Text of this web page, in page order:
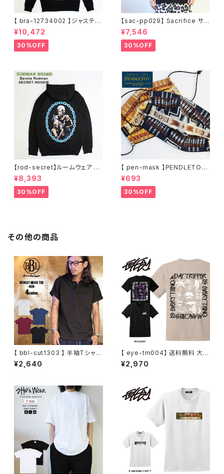
【 bra-12734002 】ジャスティ
ンティンバーレイク Justin Ran
dall Timberlake MAN OF T
HE WOODS パーカー フーディ
ー アーティスト スウェットパー
¥10,472
30%OFF
【sac-pp029】 Sacrifice サク
リファイス 大きいサイズ メンズ
ユニセックス スウェット パーカ
ー 窓グラフィック 長袖 M L XL
XXL 2L 大きめ 長袖Tシャツ デ
サイズ ビッグシルエット 黒 通勤
通学 秋冬
¥7,546
30%OFF
【rod-secret】ルームウェア フ
ーディー アーティスト バンド ア
ウトドア RODMAN BRAND ロ
ッドマンブランド Dennis Rod
man RODAMAN SECRET H
¥8,393
30%OFF
【 pen-mask 】PENDLETON
ペンドルトン ファッションマス
ク アウトドア フリーサイズ アウ
トドア 通勤 通学 通気性 マスク
乾燥しない 蒸れない
¥693
30%OFF
その他の商品
【 bbl-cut1303 】 半袖Tシャツ
ヘンリーネック ヘンリー ヘンリ
ーネックtシャツ カットソー 無地
¥2,640
【 eye-tm004】 送料無料 大き
いサイズ メンズ Tシャツ 半袖 3
L 4L Tシャツ 5L LL XL XXL X
こいい おしゃれ 人気 安い ブラ
ンド ビッグサイズ ビッグシルエ
ット サンド ブラック 黒
¥2,970